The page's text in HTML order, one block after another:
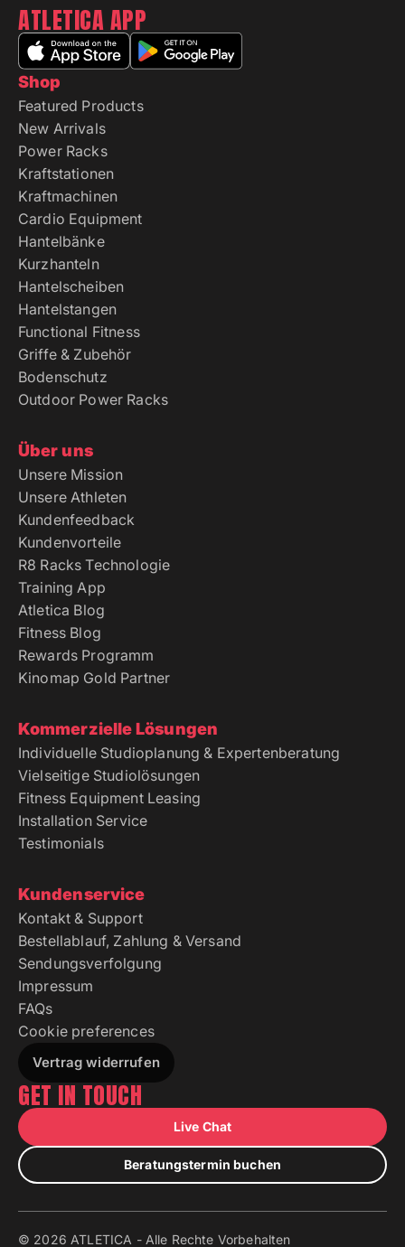
Shop
Featured Products
New Arrivals
Power Racks
Kraftstationen
Kraftmachinen
Cardio Equipment
Hantelbänke
Kurzhanteln
Hantelscheiben
Hantelstangen
Functional Fitness
Griffe & Zubehör
Bodenschutz
Outdoor Power Racks
Über uns
Unsere Mission
Unsere Athleten
Kundenfeedback
Kundenvorteile
R8 Racks Technologie
Training App
Atletica Blog
Fitness Blog
Rewards Programm
Kinomap Gold Partner
Kommerzielle Lösungen
Individuelle Studioplanung & Expertenberatung
Vielseitige Studiolösungen
Fitness Equipment Leasing
Installation Service
Testimonials
Kundenservice
Kontakt & Support
Bestellablauf, Zahlung & Versand
Sendungsverfolgung
Impressum
FAQs
Cookie preferences
Vertrag widerrufen
ATLETICA APP
GET IN TOUCH
Live Chat
Beratungstermin buchen
© 2026 ATLETICA - Alle Rechte Vorbehalten